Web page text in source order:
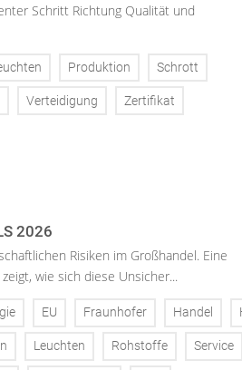
Schritt Richtung Qualität und
Produktion Schrott
Verteidigung Zertifikat
2026
Risiken im Großhandel. Eine
wie sich diese Unsicher...
EU Fraunhofer Handel
Leuchten Rohstoffe Service